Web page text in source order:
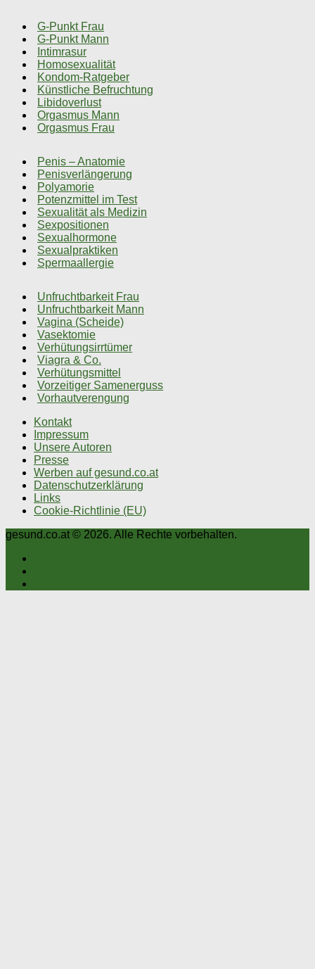
G-Punkt Frau
G-Punkt Mann
Intimrasur
Homosexualität
Kondom-Ratgeber
Künstliche Befruchtung
Libidoverlust
Orgasmus Mann
Orgasmus Frau
Penis – Anatomie
Penisverlängerung
Polyamorie
Potenzmittel im Test
Sexualität als Medizin
Sexpositionen
Sexualhormone
Sexualpraktiken
Spermaallergie
Unfruchtbarkeit Frau
Unfruchtbarkeit Mann
Vagina (Scheide)
Vasektomie
Verhütungsirrtümer
Viagra & Co.
Verhütungsmittel
Vorzeitiger Samenerguss
Vorhautverengung
Kontakt
Impressum
Unsere Autoren
Presse
Werben auf gesund.co.at
Datenschutzerklärung
Links
Cookie-Richtlinie (EU)
gesund.co.at © 2026. Alle Rechte vorbehalten.